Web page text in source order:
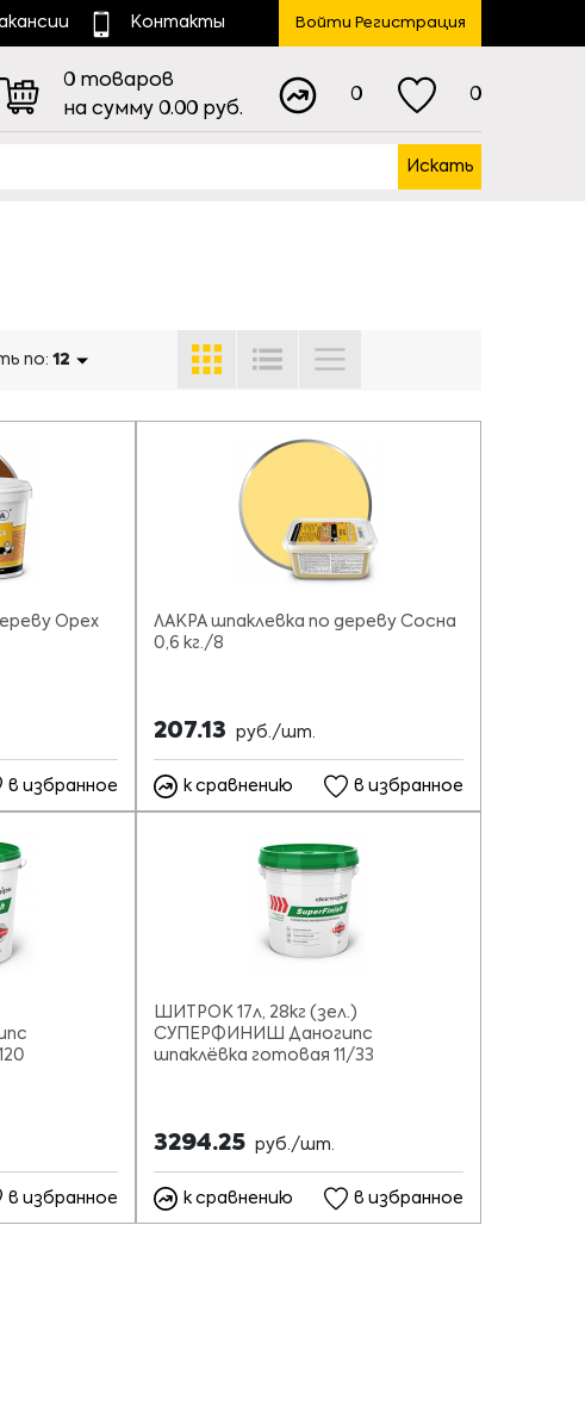
Контакты Войти Регистрация
0 товаров
на сумму 0.00 руб.
0 0
Искать
по: 12
Орех
в избранное
ЛАКРА шпаклевка по дереву Сосна
0,6 кг./8
207.13 руб./шт.
к сравнению в избранное
в избранное
ШИТРОК 17л, 28кг (зел.)
СУПЕРФИНИШ Даногипс
шпаклёвка готовая 11/33
3294.25 руб./шт.
к сравнению в избранное